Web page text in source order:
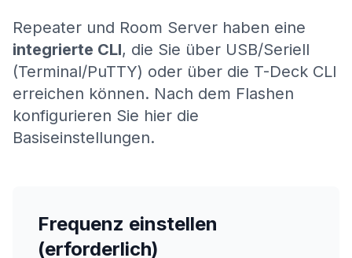
Repeater und Room Server haben eine
integrierte CLI, die Sie über USB/Seriell
(Terminal/PuTTY) oder über die T-Deck CLI
erreichen können. Nach dem Flashen
konfigurieren Sie hier die
Basiseinstellungen.
Frequenz einstellen
(erforderlich)